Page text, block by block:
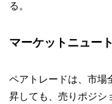
る。
マーケットニュー
ペアトレードは、市場
昇しても、売りポジシ